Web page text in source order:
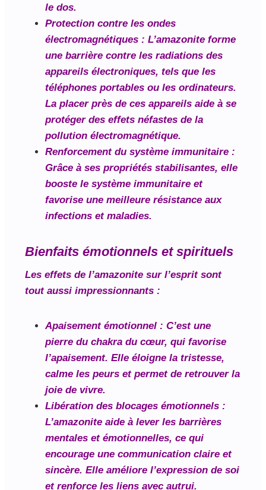
le dos.
Protection contre les ondes
électromagnétiques : L’amazonite forme
une barrière contre les radiations des
appareils électroniques, tels que les
téléphones portables ou les ordinateurs.
La placer près de ces appareils aide à se
protéger des effets néfastes de la
pollution électromagnétique.
Renforcement du système immunitaire :
Grâce à ses propriétés stabilisantes, elle
booste le système immunitaire et
favorise une meilleure résistance aux
infections et maladies.
Bienfaits émotionnels et spirituels
Les effets de l’amazonite sur l’esprit sont
tout aussi impressionnants :
Apaisement émotionnel : C’est une
pierre du chakra du cœur, qui favorise
l’apaisement. Elle éloigne la tristesse,
calme les peurs et permet de retrouver la
joie de vivre.
Libération des blocages émotionnels :
L’amazonite aide à lever les barrières
mentales et émotionnelles, ce qui
encourage une communication claire et
sincère. Elle améliore l’expression de soi
et renforce les liens avec autrui.